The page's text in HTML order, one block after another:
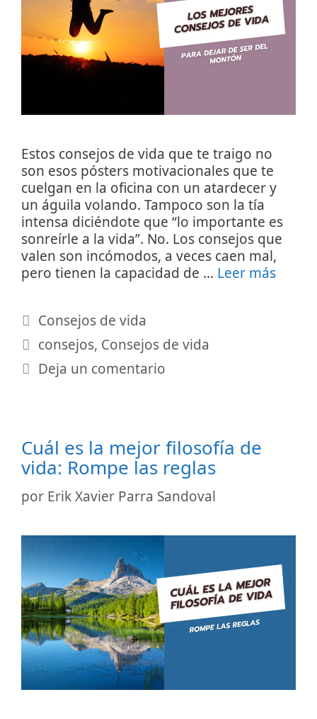
Estos consejos de vida que te traigo no
son esos pósters motivacionales que te
cuelgan en la oficina con un atardecer y
un águila volando. Tampoco son la tía
intensa diciéndote que “lo importante es
sonreírle a la vida”. No. Los consejos que
valen son incómodos, a veces caen mal,
pero tienen la capacidad de … Leer más
Categorías
Consejos de vida
Etiquetas
consejos, Consejos de vida
Deja un comentario
Cuál es la mejor filosofía de
vida: Rompe las reglas
por Erik Xavier Parra Sandoval